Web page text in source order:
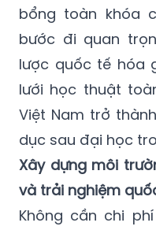
bổng toàn khóa
bước đi quan
lược quốc tế hóa
lưới học thuật
Việt Nam trở
dục sau đại học
Xây dựng môi
và trải nghiệm
Không cần chi